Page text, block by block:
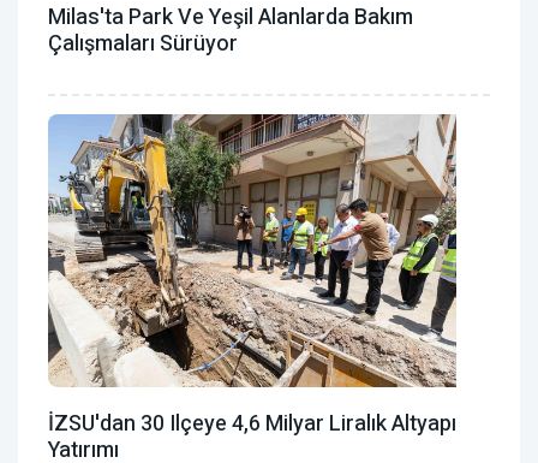
Milas'ta Park Ve Yeşil Alanlarda Bakım
Çalışmaları Sürüyor
İZSU'dan 30 Ilçeye 4,6 Milyar Liralık Altyapı
Yatırımı